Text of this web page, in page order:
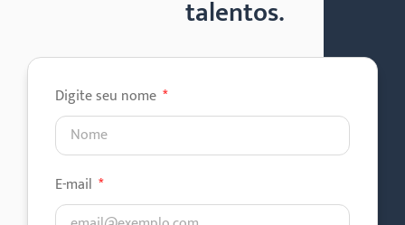
talentos.
Digite seu nome
E-mail